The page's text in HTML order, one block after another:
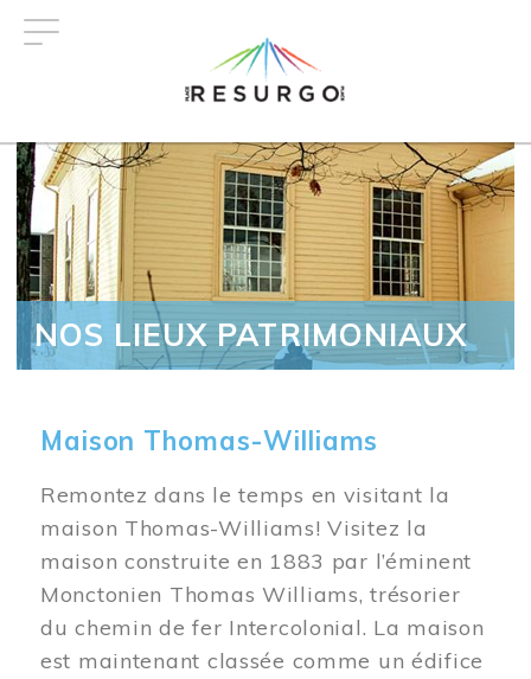
NOS LIEUX PATRIMONIAUX
Maison Thomas-Williams
Remontez dans le temps en visitant la
maison Thomas-Williams! Visitez la
maison construite en 1883 par l’éminent
Monctonien Thomas Williams, trésorier
du chemin de fer Intercolonial. La maison
est maintenant classée comme un édifice